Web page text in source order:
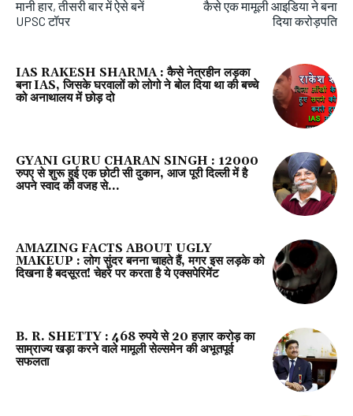
मानी हार, तीसरी बार में ऐसे बनें
UPSC टॉपर
कैसे एक मामूली आइडिया ने बना
दिया करोड़पति
IAS RAKESH SHARMA : कैसे नेत्रहीन लड़का
बना IAS, जिसके घरवालों को लोगो ने बोल दिया था की बच्चे
को अनाथालय में छोड़ दो
GYANI GURU CHARAN SINGH : 12000
रुपए से शुरू हुई एक छोटी सी दुकान, आज पूरी दिल्ली में है
अपने स्वाद की वजह से...
AMAZING FACTS ABOUT UGLY
MAKEUP : लोग सुंदर बनना चाहते हैं, मगर इस लड़के को
दिखना है बदसूरत! चेहरे पर करता है ये एक्सपेरिमेंट
B. R. SHETTY : 468 रुपये से 20 हज़ार करोड़ का
साम्राज्य खड़ा करने वाले मामूली सेल्समेन की अभूतपूर्व
सफलता